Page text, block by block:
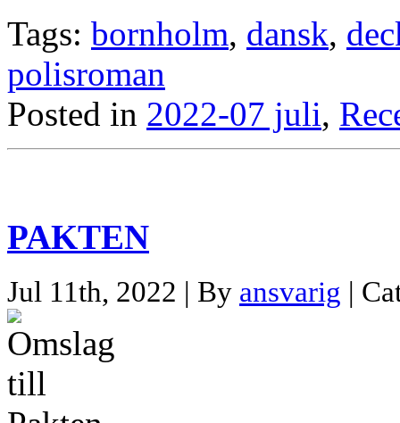
Tags: bornholm, dansk,
polisroman
Posted in 2022-07 juli,
PAKTEN
Jul 11th, 2022 | By ansvarig |